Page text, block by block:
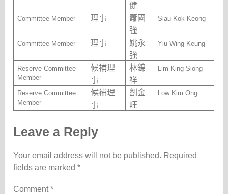
健
Committee Member 理事
蕭國
強
Siau Kok Keong
Committee Member 理事
姚永
強
Yiu Wing Keung
Reserve Committee
Member
候補理
事
林錦
祥
Lim King Siong
Reserve Committee
Member
候補理
事
劉金
旺
Low Kim Ong
Leave a Reply
Your email address will not be published. Required
fields are marked*
Comment*